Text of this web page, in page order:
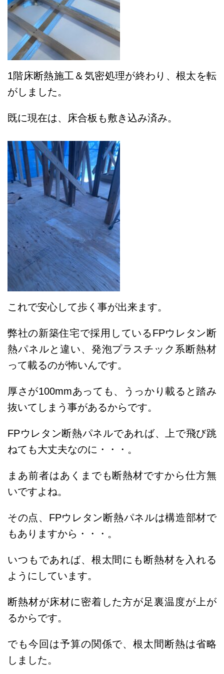
1階床断熱施工＆気密処理が終わり、根太を転
がしました。
既に現在は、床合板も敷き込み済み。
これで安心して歩く事が出来ます。
弊社の新築住宅で採用しているFPウレタン断
熱パネルと違い、発泡プラスチック系断熱材
って載るのが怖いんです。
厚さが100mmあっても、うっかり載ると踏み
抜いてしまう事があるからです。
FPウレタン断熱パネルであれば、上で飛び跳
ねても大丈夫なのに・・・。
まあ前者はあくまでも断熱材ですから仕方無
いですよね。
その点、FPウレタン断熱パネルは構造部材で
もありますから・・・。
いつもであれば、根太間にも断熱材を入れる
ようにしています。
断熱材が床材に密着した方が足裏温度が上が
るからです。
でも今回は予算の関係で、根太間断熱は省略
しました。